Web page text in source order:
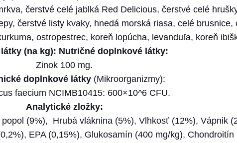
e
g
i
o
a
l
e
d
čerstvé celé jablká Red Delicious, čerstvé celé
čerstvé listy kvaky, hnedá morská riasa, celé brusnice,
ostropestrec, koreň lopúcha, levanduľa, koreň
(na kg): Nutričné doplnkové látky:
Zinok 100 mg.
doplnkové látky (Mikroorganizmy):
faecium NCIMB10415: 600×10^6 CFU.
Analytické zložky:
(9%), Hrubá vláknina (5%), Vlhkosť (12%), Vápnik
EPA (0,15%), Glukosamín (400 mg/kg), Chondroitín